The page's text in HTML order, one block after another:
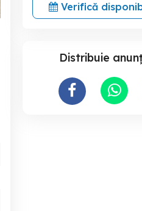
Verifică
Distribuie